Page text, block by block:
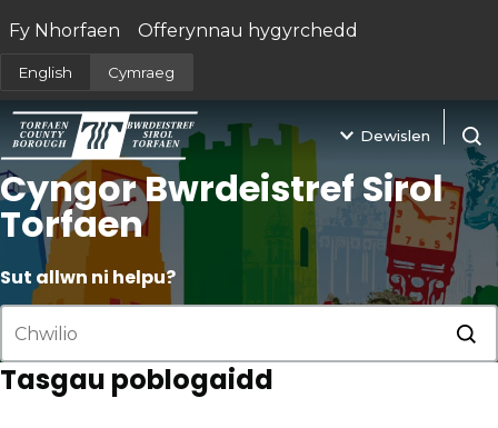
English Cymraeg
Fy Nhorfaen
(yn agor mewn tab newydd)
Offerynnau hygyrchedd
Dewislen
Cyngor Bwrdeistref Sirol
Torfaen
Sut allwn ni helpu?
Tasgau poblogaidd